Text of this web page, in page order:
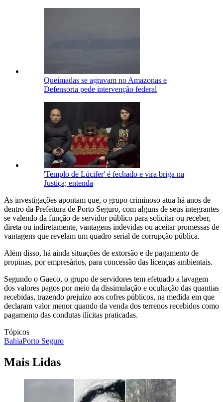
Queimadas se agravam no Amazonas e
Defensoria pede intervenção federal
'Templo de Lúcifer' é fechado e vira briga na
Justiça; entenda
As investigações apontam que, o grupo criminoso atua há anos de
dentro da Prefeitura de Porto Seguro, com alguns de seus integrantes
se valendo da função de servidor público para solicitar ou receber,
direta ou indiretamente, vantagens indevidas ou aceitar promessas de
vantagens que revelam um quadro serial de corrupção pública.
Além disso, há ainda situações de extorsão e de pagamento de
propinas, por empresários, para concessão das licenças ambientais.
Segundo o Gaeco, o grupo de servidores tem efetuado a lavagem
dos valores pagos por meio da dissimulação e ocultação das quantias
recebidas, trazendo prejuízo aos cofres públicos, na medida em que
declaram valor menor quando da venda dos terrenos recebidos como
pagamento das condutas ilícitas praticadas.
Tópicos
BahiaPorto Seguro
Mais Lidas